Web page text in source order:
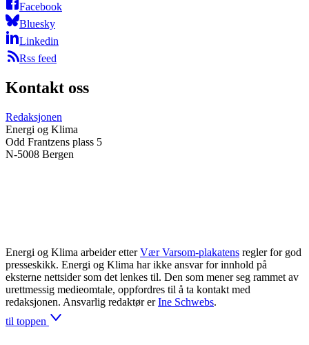
Facebook
Bluesky
Linkedin
Rss feed
Kontakt oss
Redaksjonen
Energi og Klima
Odd Frantzens plass 5
N-5008 Bergen
Energi og Klima arbeider etter Vær Varsom-plakatens regler for god
presseskikk. Energi og Klima har ikke ansvar for innhold på
eksterne nettsider som det lenkes til. Den som mener seg rammet av
urettmessig medieomtale, oppfordres til å ta kontakt med
redaksjonen. Ansvarlig redaktør er Ine Schwebs.
til toppen